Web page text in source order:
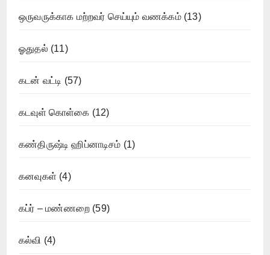
ஒருவருக்காக மற்றவர் செய்யும் வணக்கம்(13)
ஓதுதல் (11)
கடன் வட்டி (57)
கடவுள் கொள்கை (12)
கண்திருஷ்டி ஹிப்னாடிசம் (1)
கனவுகள் (4)
கப்ர் – மண்ணறை (59)
கல்வி (4)